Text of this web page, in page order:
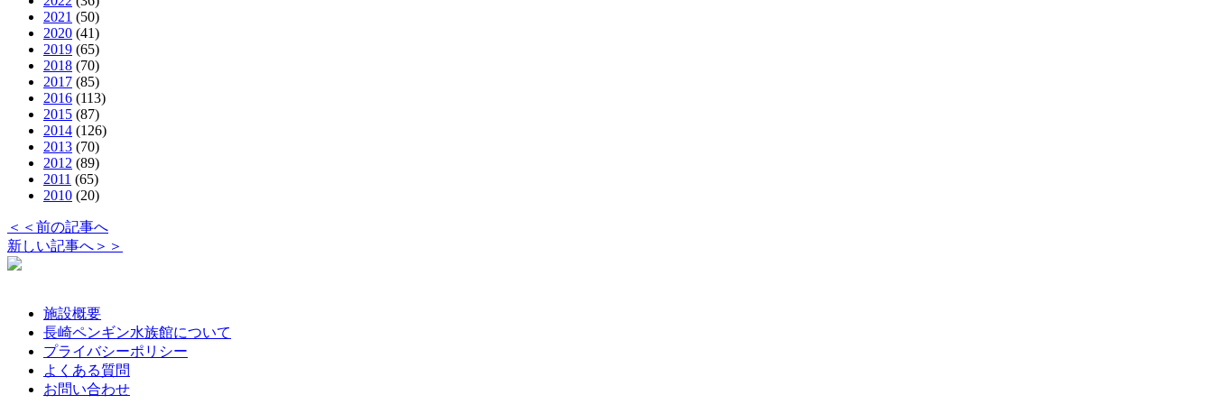
2021 (50)
2020 (41)
2019 (65)
2018 (70)
2017 (85)
2016 (113)
2015 (87)
2014 (126)
2013 (70)
2012 (89)
2011 (65)
2010 (20)
＜＜前の記事へ
新しい記事へ＞＞
施設概要
長崎ペンギン水族館について
プライバシーポリシー
よくある質問
お問い合わせ